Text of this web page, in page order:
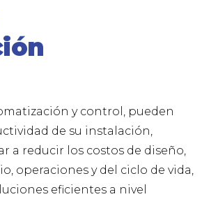
y control, pueden
de su instalación,
a reducir los costos de diseño,
operaciones y del ciclo de vida,
eficientes a nivel